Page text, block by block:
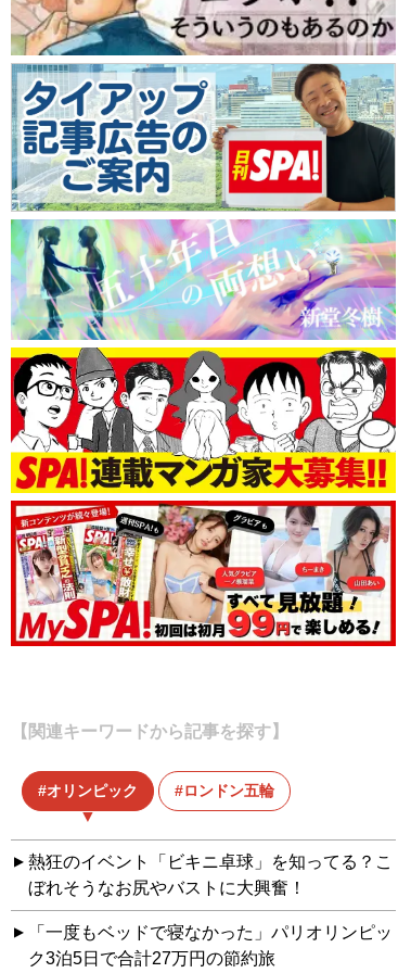
【関連キーワードから記事を探す】
オリンピック ロンドン五輪
熱狂のイベント「ビキニ卓球」を知ってる？こ
ぼれそうなお尻やバストに大興奮！
「一度もベッドで寝なかった」パリオリンピッ
ク3泊5日で合計27万円の節約旅